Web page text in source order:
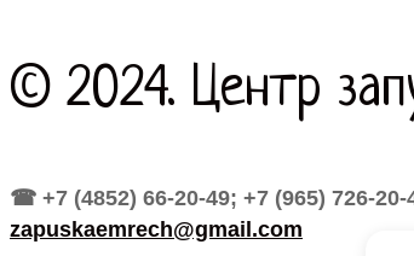
© 2024. Центр
☎ +7 (4852) 66-20-49; +7 (965) 726-20-
zapuskaemrech@gmail.com